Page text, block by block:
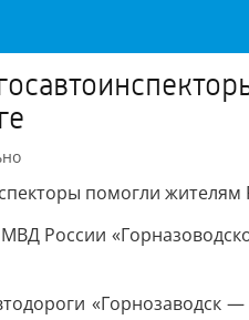
помогли
России
«Горнозаводск